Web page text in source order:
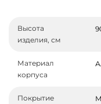
Высота
изделия, см
Материал
корпуса
Покрытие